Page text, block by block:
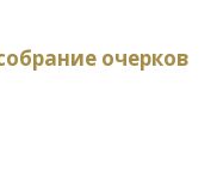
очерков